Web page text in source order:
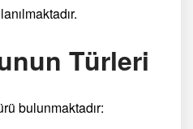
Türleri
bulunmaktadır: